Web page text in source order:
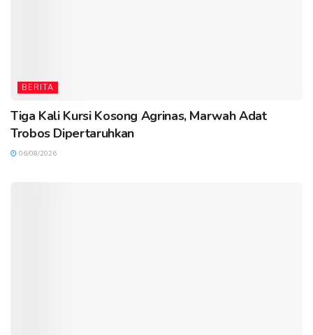
BERITA
Tiga Kali Kursi Kosong Agrinas, Marwah Adat
Trobos Dipertaruhkan
06/08/2026